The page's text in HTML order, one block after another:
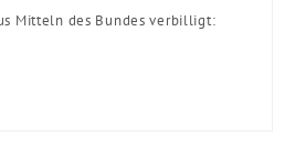
Mitteln des Bundes verbilligt: